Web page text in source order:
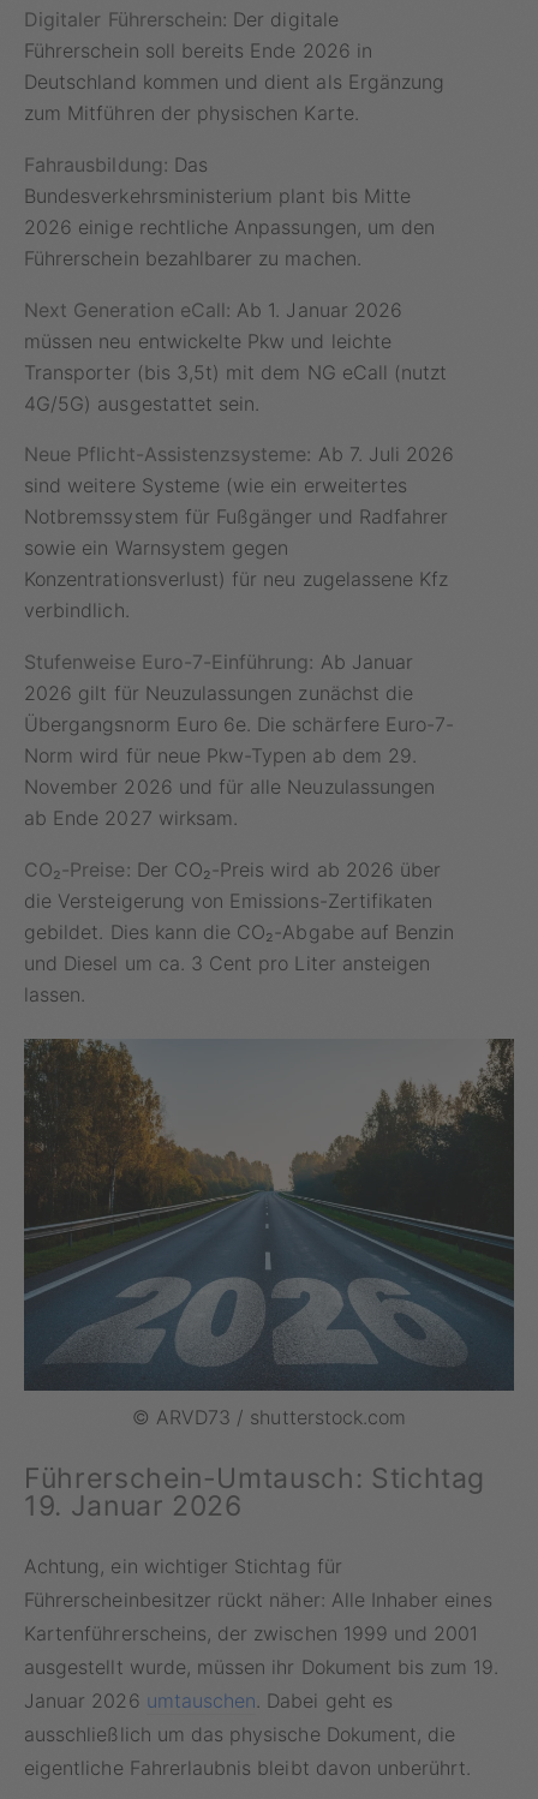
Digitaler Führerschein: Der digitale
Führerschein soll bereits Ende 2026 in
Deutschland kommen und dient als Ergänzung
zum Mitführen der physischen Karte.
Fahrausbildung: Das
Bundesverkehrsministerium plant bis Mitte
2026 einige rechtliche Anpassungen, um den
Führerschein bezahlbarer zu machen.
Next Generation eCall: Ab 1. Januar 2026
müssen neu entwickelte Pkw und leichte
Transporter (bis 3,5t) mit dem NG eCall (nutzt
4G/5G) ausgestattet sein.
Neue Pflicht-Assistenzsysteme: Ab 7. Juli 2026
sind weitere Systeme (wie ein erweitertes
Notbremssystem für Fußgänger und Radfahrer
sowie ein Warnsystem gegen
Konzentrationsverlust) für neu zugelassene Kfz
verbindlich.
Stufenweise Euro-7-Einführung: Ab Januar
2026 gilt für Neuzulassungen zunächst die
Übergangsnorm Euro 6e. Die schärfere Euro-7-
Norm wird für neue Pkw-Typen ab dem 29.
November 2026 und für alle Neuzulassungen
ab Ende 2027 wirksam.
CO₂-Preise: Der CO₂-Preis wird ab 2026 über
die Versteigerung von Emissions-Zertifikaten
gebildet. Dies kann die CO₂-Abgabe auf Benzin
und Diesel um ca. 3 Cent pro Liter ansteigen
lassen.
© ARVD73 / shutterstock.com
Führerschein-Umtausch: Stichtag
19. Januar 2026
Achtung, ein wichtiger Stichtag für
Führerscheinbesitzer rückt näher: Alle Inhaber eines
Kartenführerscheins, der zwischen 1999 und 2001
ausgestellt wurde, müssen ihr Dokument bis zum 19.
Januar 2026 umtauschen . Dabei geht es
ausschließlich um das physische Dokument, die
eigentliche Fahrerlaubnis bleibt davon unberührt.